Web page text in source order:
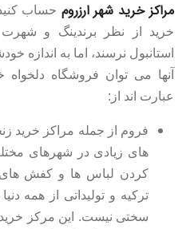
مراکز خرید شهر ارزروم حساب
خرید از نظر برندینگ و
استانبول نرسند، اما به اندازه
آنها می توان فروشگاه دلخواه
عبارت اند از:
فروم از جمله مراکز خرید
های زیادی در شهرهای
کردن لباس ها و کفش
ترکیه و تولیداتی از همه
سختی نیست. این مرکز